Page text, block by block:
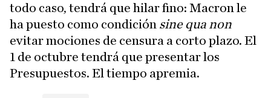
todo caso, tendrá que hilar fino: Macron le
ha puesto como condición sine qua non
evitar mociones de censura a corto plazo. El
1 de octubre tendrá que presentar los
Presupuestos. El tiempo apremia.